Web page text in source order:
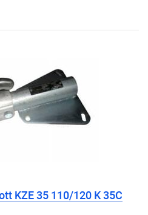
KZE 35 110/120 K 35C